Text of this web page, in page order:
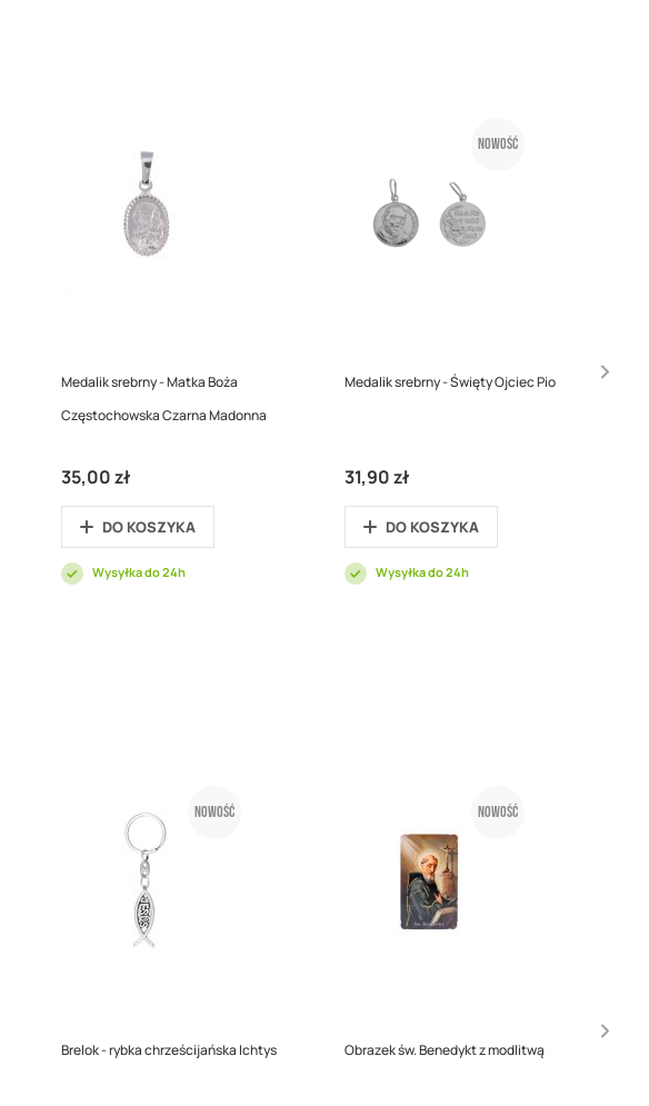
Medalik srebrny - Matka Boża
Częstochowska Czarna Madonna
35,00 zł
DO KOSZYKA
Wysyłka do 24h
Nowość
Medalik srebrny - Święty Ojciec Pio
31,90 zł
DO KOSZYKA
Wysyłka do 24h
Nowość
Brelok - rybka chrześcijańska Ichtys
Nowość
Obrazek św. Benedykt z modlitwą